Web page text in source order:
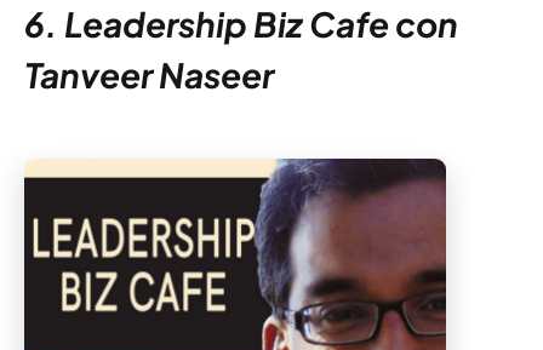
6. Leadership Biz Cafe con
Tanveer Naseer